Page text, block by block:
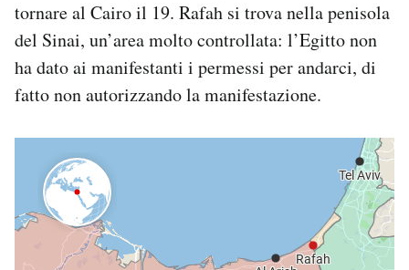
tornare al Cairo il 19. Rafah si trova nella penisola
del Sinai, un’area molto controllata: l’Egitto non
ha dato ai manifestanti i permessi per andarci, di
fatto non autorizzando la manifestazione.